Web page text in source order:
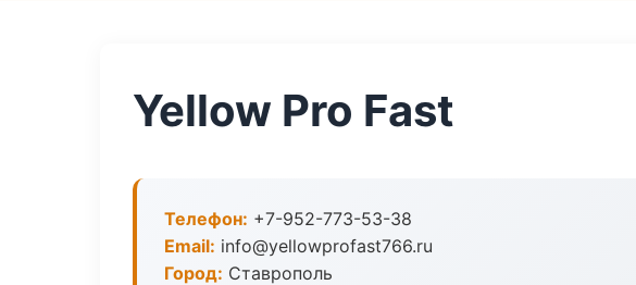
Yellow Pro Fast
Телефон: +7-952-773-53-38
Email: info@yellowprofast766.ru
Город: Ставрополь